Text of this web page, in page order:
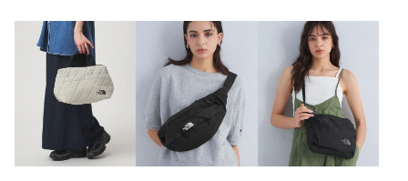
【注意事項】
※この商品の一部サイズスペックは、メーカーのウェブサイトに
基づいて記載しています。
※商品を使用前に、タグ等に記載されている「取り扱い上の注意
書き」、「洗濯表示」を必ずご確認ください。
※商品画像は、光の当たり具合やパソコンなどの閲覧環境によ